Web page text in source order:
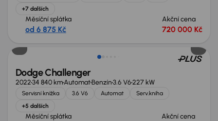
+7 dalších
Měsíční splátka
od 6 875 Kč
Akční cena
720 000 Kč
Dodge Challenger
202234 840 kmAutomatBenzín3.6 V6227 kW
Servisní knížka 3.6 V6 Automat
Serv.kniha
+5 dalších
Měsíční splátka Akční cena